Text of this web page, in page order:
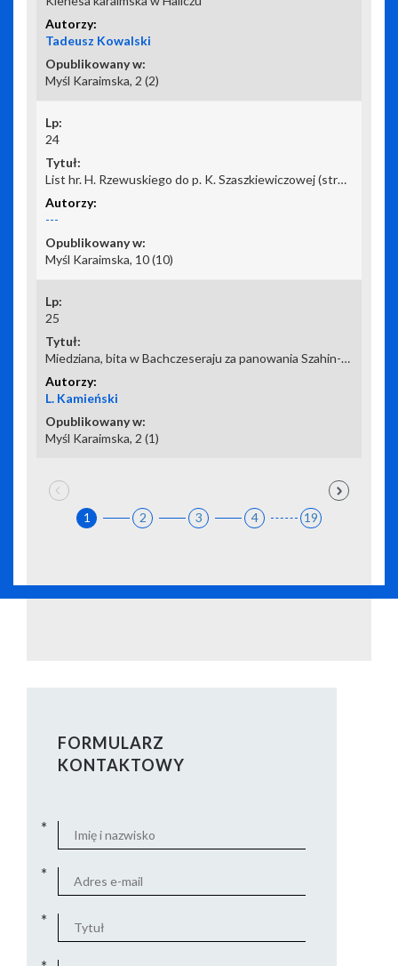
Tadeusz Kowalski
Myśl Karaimska, 2 (2)
24
List hr. H. Rzewuskiego do p. K. Szaszkiewiczowej (strona 3-cia)
---
Myśl Karaimska, 10 (10)
25
Miedziana, bita w Bachczeseraju za panowania Szahin-Gireja po reorganizacji mennicy
L. Kamieński
Myśl Karaimska, 2 (1)
1 2 3 4 19
FORMULARZ
KONTAKTOWY